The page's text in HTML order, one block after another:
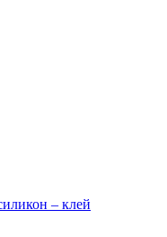
– клей